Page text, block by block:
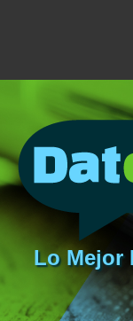
Lo Mejor